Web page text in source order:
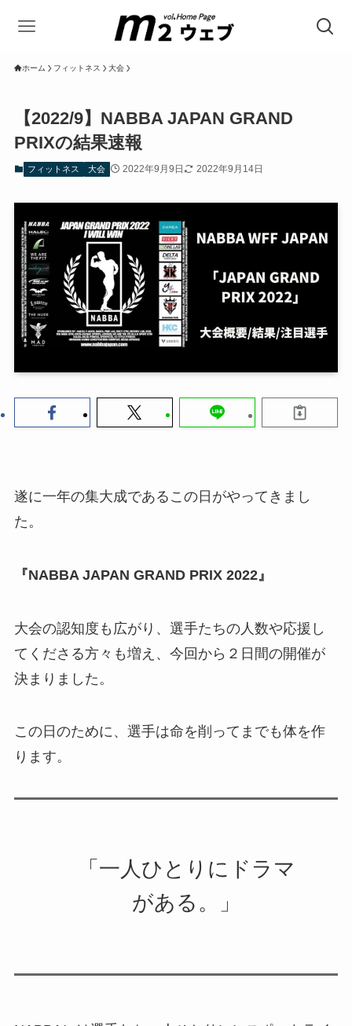
ホーム フィットネス 大会
【2022/9】NABBA JAPAN GRAND
PRIXの結果速報
フィットネス 大会 2022年9月9日 2022年9月14日
遂に一年の集大成であるこの日がやってきまし
た。
『NABBA JAPAN GRAND PRIX 2022』
大会の認知度も広がり、選手たちの人数や応援し
てくださる方々も増え、今回から２日間の開催が
決まりました。
この日のために、選手は命を削ってまでも体を作
ります。
「一人ひとりにドラマ
がある。」